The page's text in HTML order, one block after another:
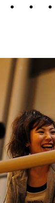
・